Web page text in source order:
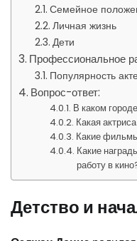
Семейное
Личная жизнь
Дети
Профессиональное
Популярность
Вопрос-ответ:
В каком
Какая
Какие
Какие
работу в
Детство и